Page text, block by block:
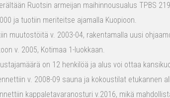
Ruotsin armeijan maihinnousualus TPBS
ja tuotiin meriteitse ajamalla Kuopioon.
muutostöitä v. 2003-04, rakentamalla uusi
v. 2005, Kotimaa 1-luokkaan.
on 12 henkilöä ja alus voi ottaa
v. 2008-09 sauna ja kokoustilat etukannen
kappaletavaranosturi v.2016, mikä